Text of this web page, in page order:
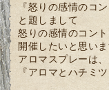
『怒りの感情のコ
と題しまして
怒りの感情のコン
開催したいと思いま
アロマスプレーは
『アロマとハチミ